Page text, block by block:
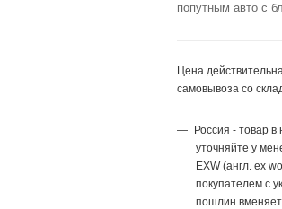
попутным авто с
Цена
самовывоза со
Россия - товар
уточняйте у
EXW (англ. ex
покупателем с
пошлин